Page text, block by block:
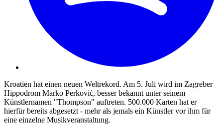
Kroatien hat einen neuen Weltrekord. Am 5. Juli wird im Zagreber
Hippodrom Marko Perković, besser bekannt unter seinem
Künstlernamen "Thompson" auftreten. 500.000 Karten hat er
hierfür bereits abgesetzt - mehr als jemals ein Künstler vor ihm für
eine einzelne Musikveranstaltung.